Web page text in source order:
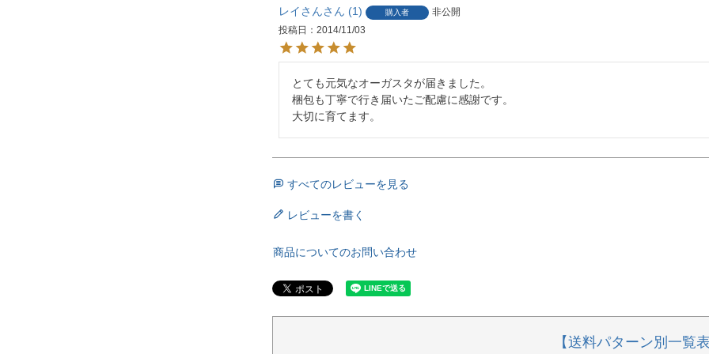
レイさん 1 購入者
非公開
投稿日
2014/11/03
とても元気なオーガスタが届きました。
梱包も丁寧で行き届いたご配慮に感謝です。
大切に育てます。
すべてのレビューを見る
レビューを書く
商品についてのお問い合わせ
【送料パターン別一覧